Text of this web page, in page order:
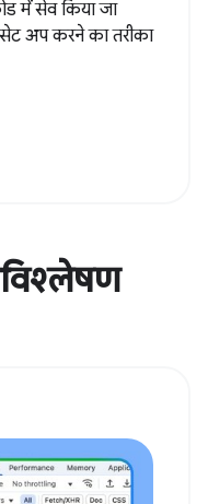
में सेव किया जा
अप करने का तरीका
विश्लेषण